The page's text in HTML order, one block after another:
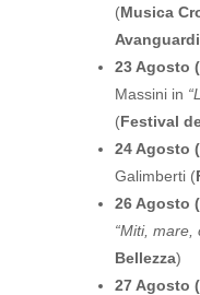
(Musica
23 Agosto
Massini in
(Festival
24 Agosto
Galimberti (
26 Agosto
“Miti, mare,
Bellezza)
27 Agosto